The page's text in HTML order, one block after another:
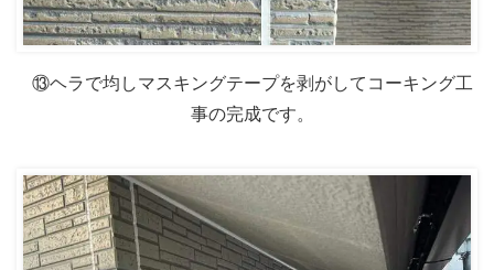
⑬ヘラで均しマスキングテープを剥がしてコーキング工
事の完成です。